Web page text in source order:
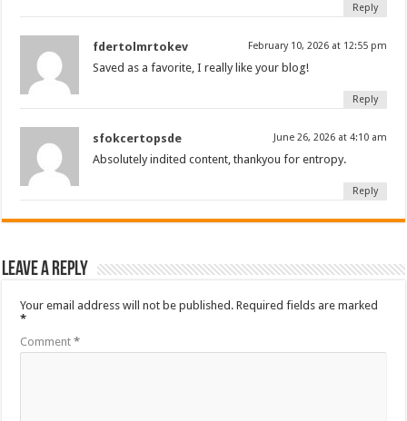
Reply
fdertolmrtokev February 10, 2026 at 12:55 pm
Saved as a favorite, I really like your blog!
Reply
sfokcertopsde June 26, 2026 at 4:10 am
Absolutely indited content, thankyou for entropy.
Reply
Leave a Reply
Your email address will not be published. Required fields are marked
*
Comment*